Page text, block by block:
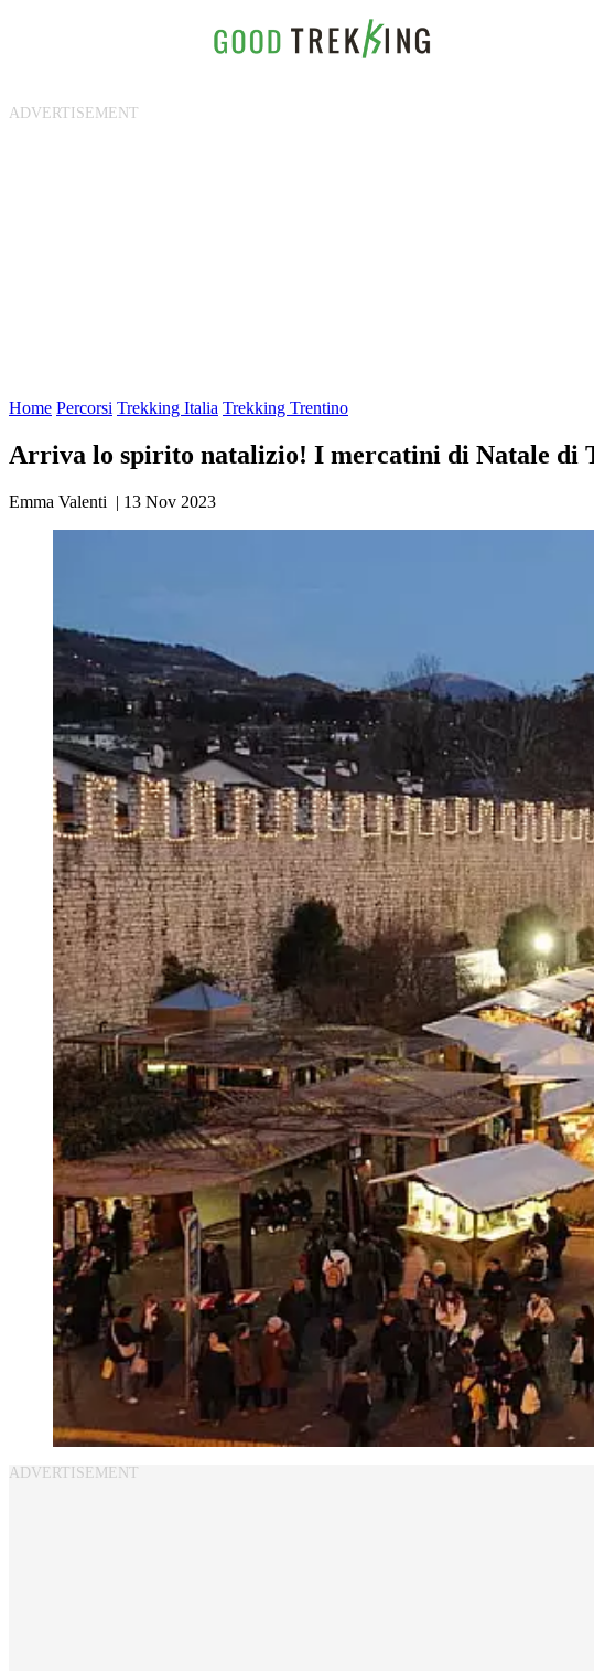
Home Percorsi Trekking Italia Trekking Trentino
Arriva lo spirito natalizio! I mercatini di Natale di
Emma Valenti | 13 Nov 2023